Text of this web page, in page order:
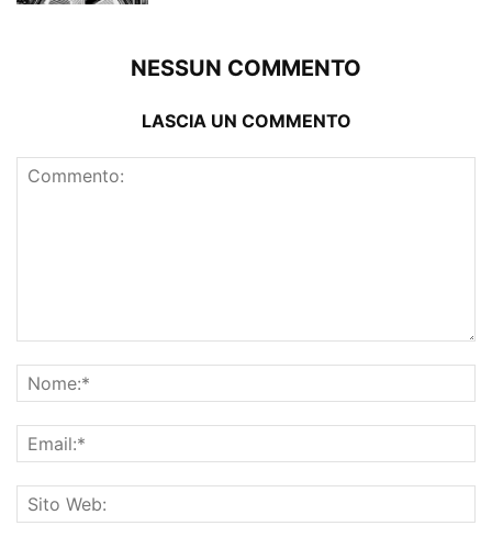
NESSUN COMMENTO
LASCIA UN COMMENTO